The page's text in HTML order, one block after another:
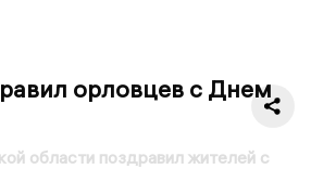
орловцев с Днем
области поздравил жителей с